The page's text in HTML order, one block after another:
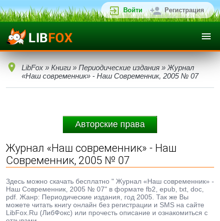
Войти Регистрация
LibFox » Книги » Периодические издания » Журнал
«Наш современник» - Наш Современник, 2005 № 07
Авторские права
Журнал «Наш современник» - Наш
Современник, 2005 № 07
Здесь можно скачать бесплатно " Журнал «Наш современник» -
Наш Современник, 2005 № 07" в формате fb2, epub, txt, doc,
pdf. Жанр: Периодические издания, год 2005. Так же Вы
можете читать книгу онлайн без регистрации и SMS на сайте
LibFox.Ru (ЛибФокс) или прочесть описание и ознакомиться с